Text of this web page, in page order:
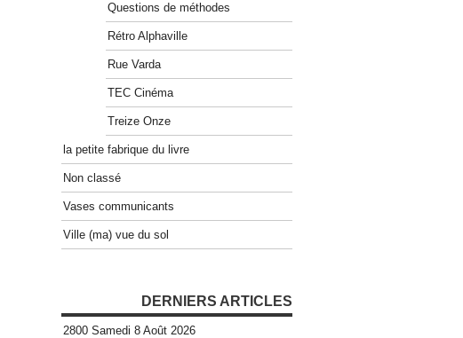
Questions de méthodes
Rétro Alphaville
Rue Varda
TEC Cinéma
Treize Onze
la petite fabrique du livre
Non classé
Vases communicants
Ville (ma) vue du sol
DERNIERS ARTICLES
2800 Samedi 8 Août 2026